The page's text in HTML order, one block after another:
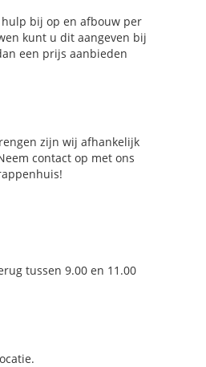
bij op en afbouw per
kunt u dit aangeven bij
een prijs aanbieden
zijn wij afhankelijk
contact op met ons
tussen 9.00 en 11.00